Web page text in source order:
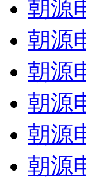
朝源
朝源
朝源
朝源
朝源
朝源